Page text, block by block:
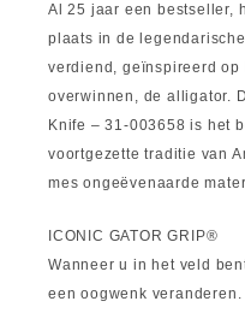
Al 25 jaar een bestseller,
plaats in de
verdiend, geïnspireerd op
overwinnen, de alligator.
Knife – 31-003658 is het
voortgezette traditie van
mes ongeëvenaarde
ICONIC GATOR GRIP®
Wanneer u in het veld
een oogwenk